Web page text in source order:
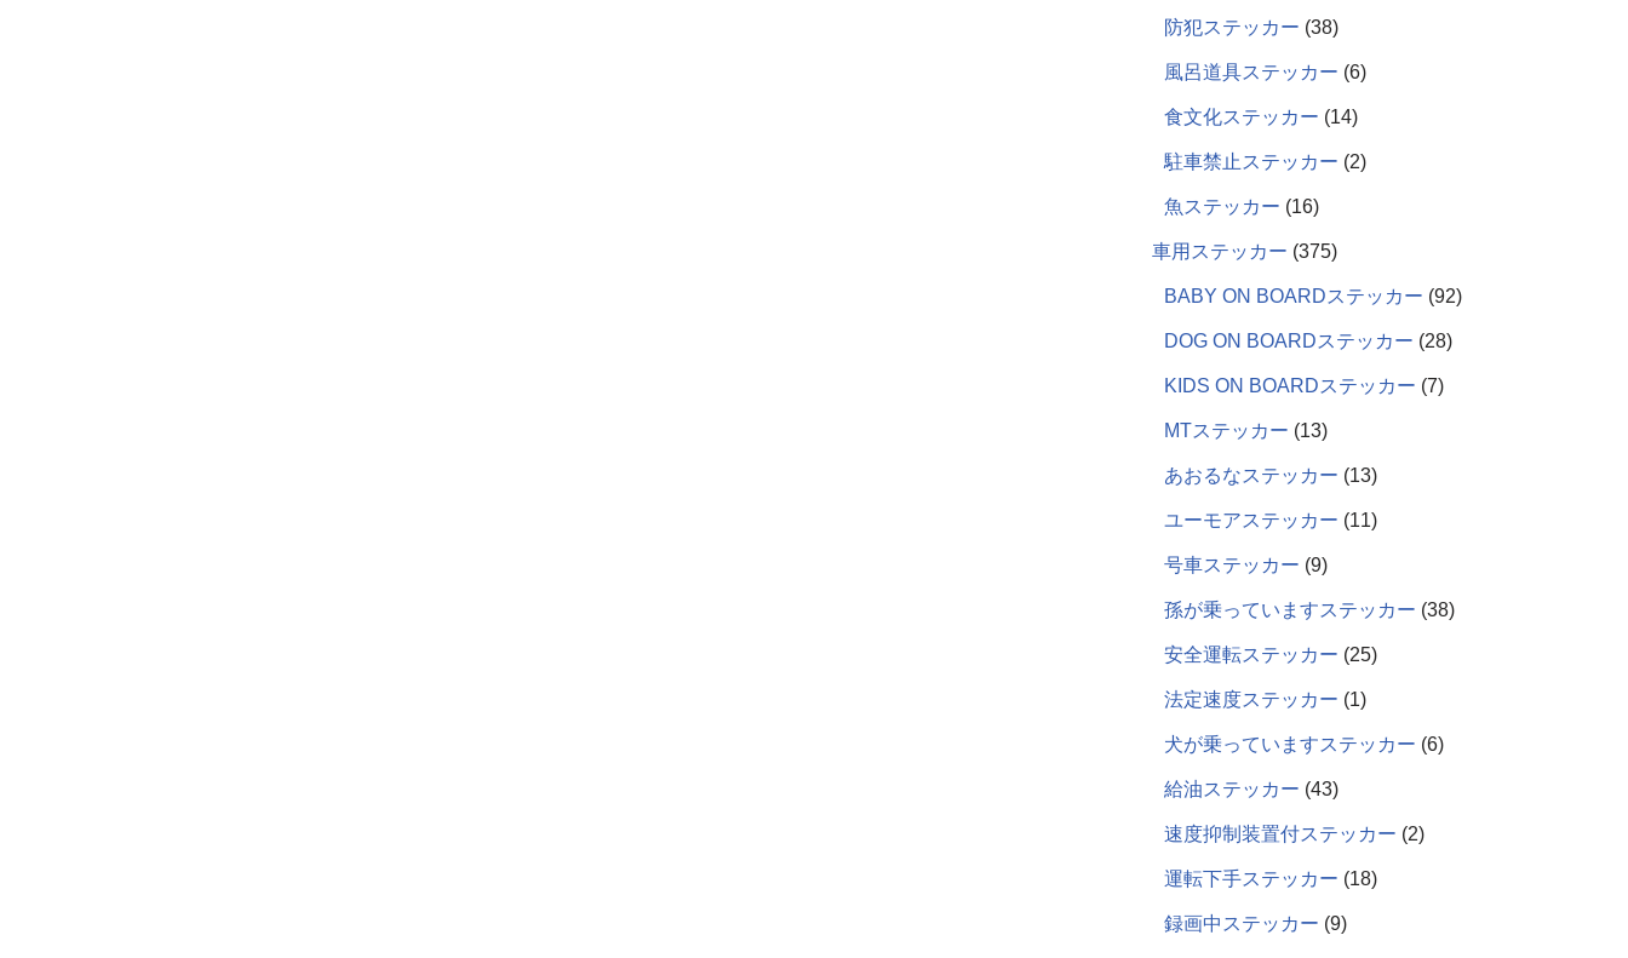
防犯ステッカー 38
風呂道具ステッカー 6
食文化ステッカー 14
駐車禁止ステッカー 2
魚ステッカー 16
車用ステッカー 375
BABY ON BOARDステッカー 92
DOG ON BOARDステッカー 28
KIDS ON BOARDステッカー 7
MTステッカー 13
あおるなステッカー 13
ユーモアステッカー 11
号車ステッカー 9
孫が乗っていますステッカー 38
安全運転ステッカー 25
法定速度ステッカー 1
犬が乗っていますステッカー 6
給油ステッカー 43
速度抑制装置付ステッカー 2
運転下手ステッカー 18
録画中ステッカー 9